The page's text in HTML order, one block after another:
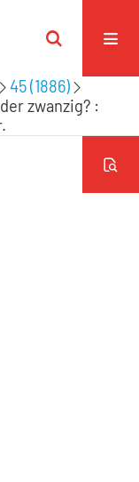
45 (1886)
zwanzig? :